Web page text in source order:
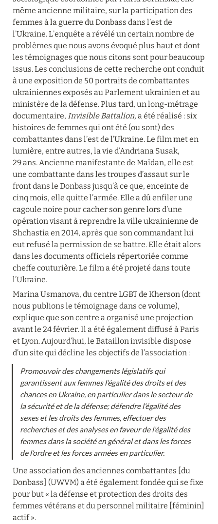
même ancienne militaire, sur la participation des
femmes à la guerre du Donbass dans l’est de
l’Ukraine. L’enquête a révélé un certain nombre de
problèmes que nous avons évoqué plus haut et dont
les témoignages que nous citons sont pour beaucoup
issus. Les conclusions de cette recherche ont conduit
à une exposition de 50 portraits de combattantes
ukrainiennes exposés au Parlement ukrainien et au
ministère de la défense. Plus tard, un long-métrage
documentaire, Invisible Battalion, a été réalisé : six
histoires de femmes qui ont été (ou sont) des
combattantes dans l’est de l’Ukraine. Le film met en
lumière, entre autres, la vie d’Andriana Susak,
29 ans. Ancienne manifestante de Maïdan, elle est
une combattante dans les troupes d’assaut sur le
front dans le Donbass jusqu’à ce que, enceinte de
cinq mois, elle quitte l’armée. Elle a dû enfiler une
cagoule noire pour cacher son genre lors d’une
opération visant à reprendre la ville ukrainienne de
Shchastia en 2014, après que son commandant lui
eut refusé la permission de se battre. Elle était alors
dans les documents officiels répertoriée comme
cheffe couturière. Le film a été projeté dans toute
l’Ukraine.
Marina Usmanova, du centre LGBT de Kherson (dont
nous publions le témoignage dans ce volume),
explique que son centre a organisé une projection
avant le 24 février. Il a été également diffusé à Paris
et Lyon. Aujourd’hui, le Bataillon invisible dispose
d’un site qui décline les objectifs de l’association :
Promouvoir des changements législatifs qui
garantissent aux femmes l’égalité des droits et des
chances en Ukraine, en particulier dans le secteur de
la sécurité et de la défense; défendre l’égalité des
sexes et les droits des femmes, effectuer des
recherches et des analyses en faveur de l’égalité des
femmes dans la société en général et dans les forces
de l’ordre et les forces armées en particulier.
Une association des anciennes combattantes [du
Donbass] (UWVM) a été également fondée qui se fixe
pour but « la défense et protection des droits des
femmes vétérans et du personnel militaire [féminin]
actif ».